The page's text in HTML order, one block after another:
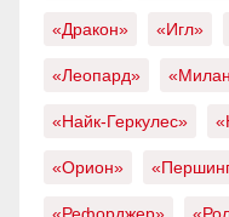
«Дракон» «Игл»
«Леопард»
«Найк-Геркулес»
«Орион»